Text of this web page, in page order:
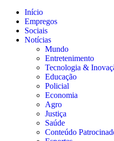
Início
Empregos
Sociais
Notícias
Mundo
Entretenimento
Tecnologia &
Educação
Policial
Economia
Agro
Justiça
Saúde
Conteúdo